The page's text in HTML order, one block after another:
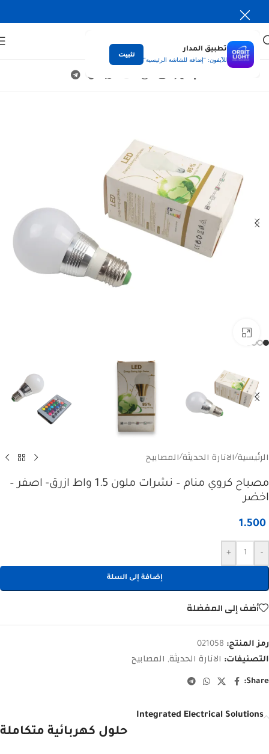
تطبيق المدار
للآيفون: "إضافة للشاشة الرئيسية"
تثبيت
الرئيسية/الانارة الحديثة/المصابيح
مصباح كروي منام – نشرات ملون 1.5 واط ازرق- اصفر –
اخضر
1.500
-
+
إضافة إلى السلة
أضف إلى المفضلة
رمز المنتج: 021058
التصنيفات: الانارة الحديثة, المصابيح
Share:
Integrated Electrical Solutions
حلول كهربائية متكاملة